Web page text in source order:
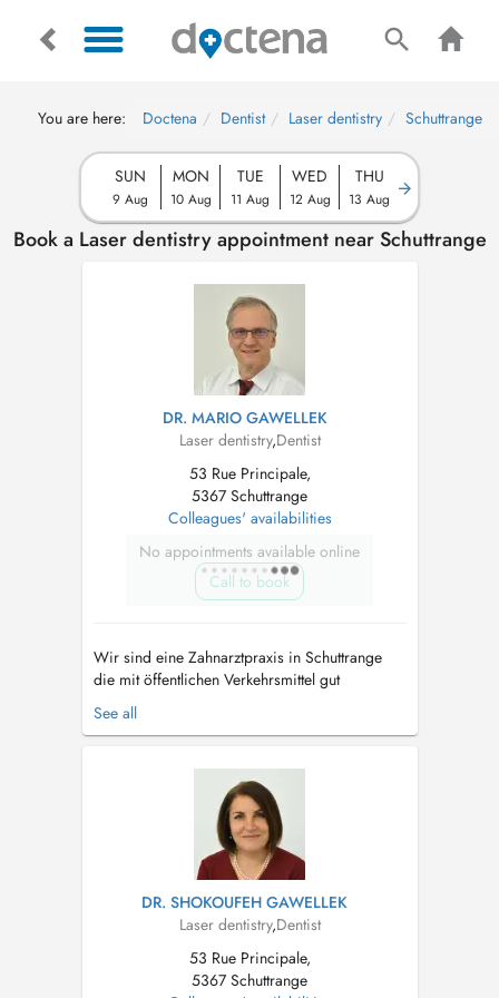
You are here: Doctena Dentist Laser dentistry Schuttrange
SUN
9 Aug
MON
10 Aug
TUE
11 Aug
WED
12 Aug
THU
13 Aug
Book a Laser dentistry appointment near Schuttrange
DR. MARIO GAWELLEK
Laser dentistry,Dentist
53 Rue Principale,
5367 Schuttrange
Colleagues' availabilities
No appointments available online
Call to book
Wir sind eine Zahnarztpraxis in Schuttrange
die mit öffentlichen Verkehrsmittel gut
erreichbar ist und über Parkplätze verfügt. Wir
haben einen behindertengerechten Aufzug.
Notre cabinet dentaire est situé à Shuttrange,
nous disposons d'un parking deva...
See all
DR. SHOKOUFEH GAWELLEK
Laser dentistry,Dentist
53 Rue Principale,
5367 Schuttrange